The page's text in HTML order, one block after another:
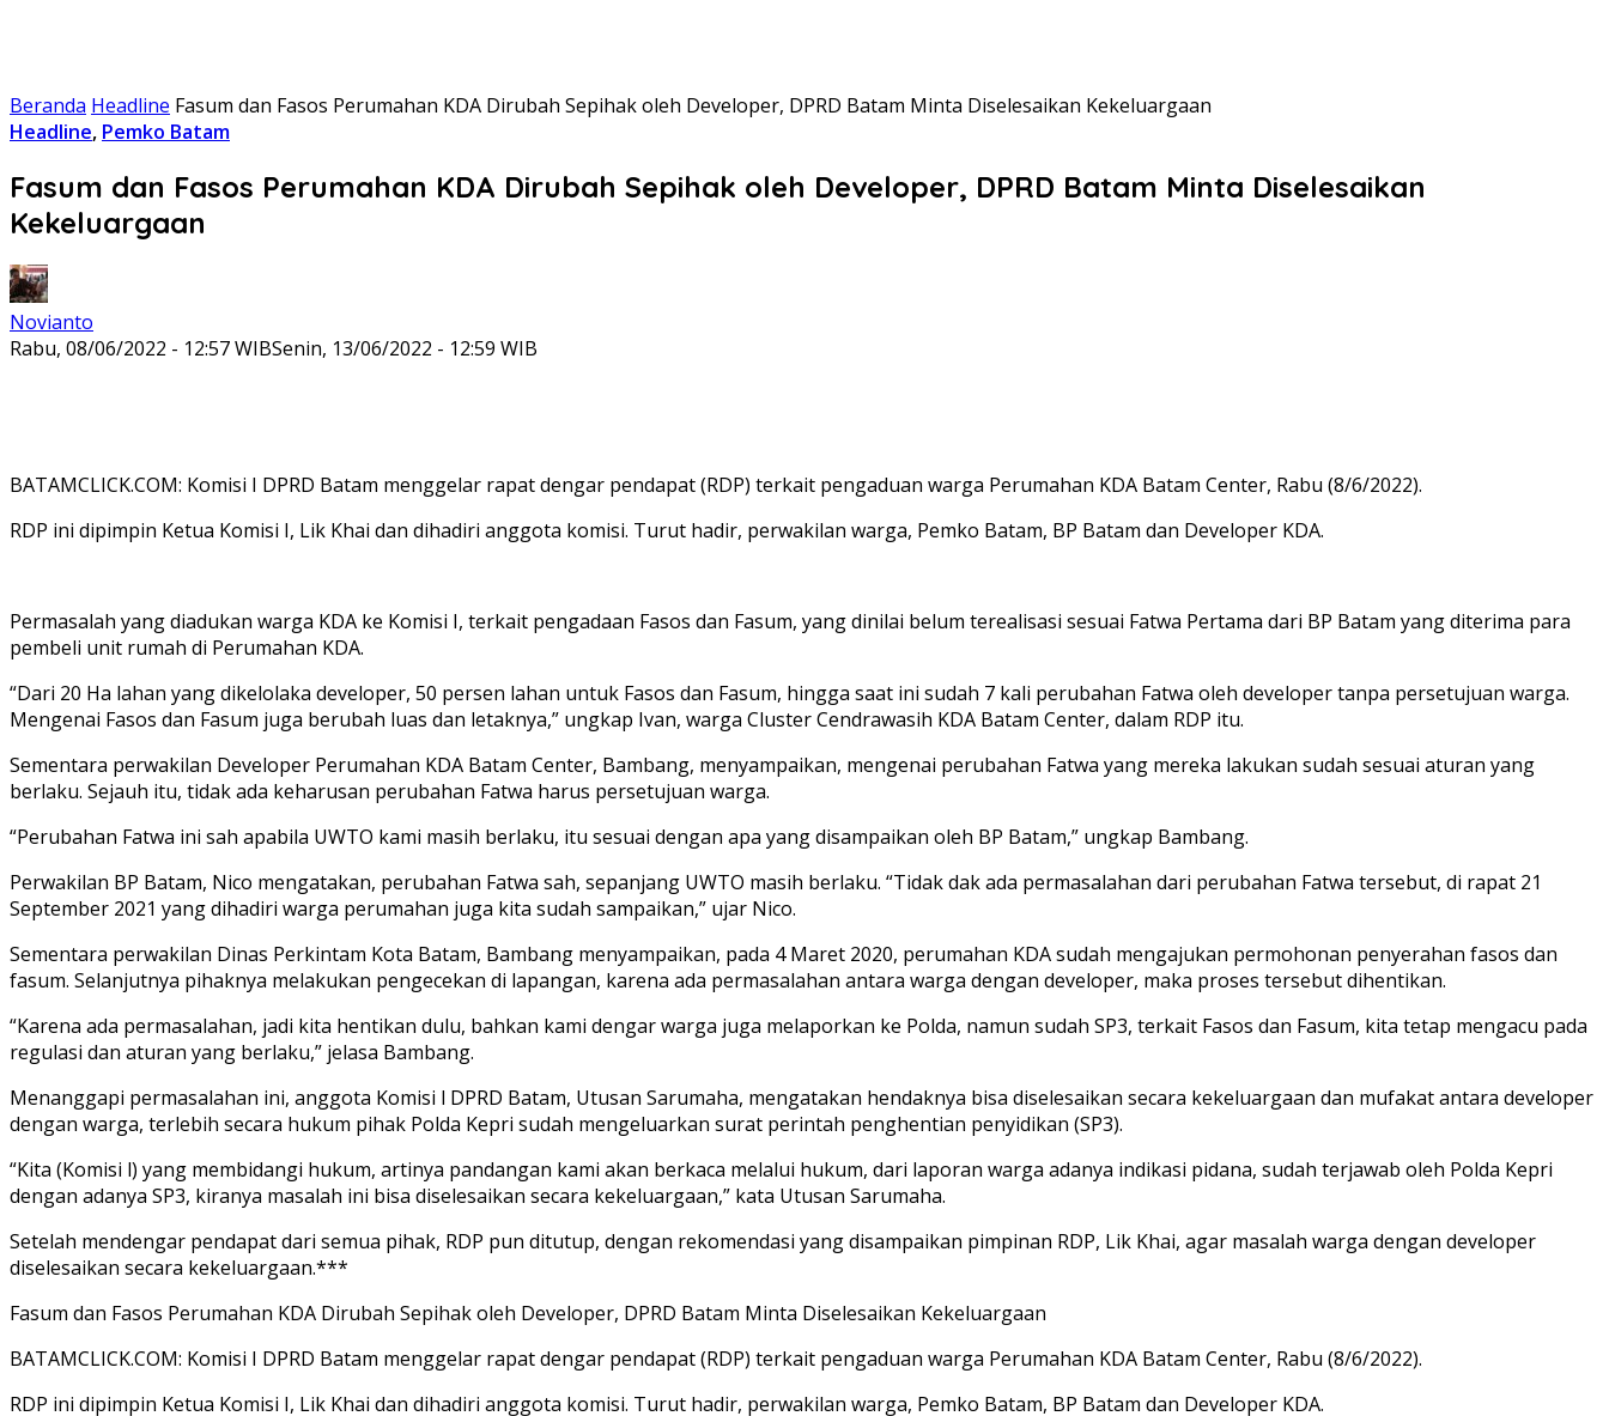
Beranda Headline Fasum dan Fasos Perumahan KDA Dirubah Sepihak oleh Developer, DPRD Batam Minta Diselesaikan Kekeluargaan
Headline, Pemko Batam
Fasum dan Fasos Perumahan KDA Dirubah Sepihak oleh Developer, DPRD Batam Minta Diselesaikan
Kekeluargaan
Novianto
Rabu, 08/06/2022 - 12:57 WIBSenin, 13/06/2022 - 12:59 WIB
BATAMCLICK.COM: Komisi I DPRD Batam menggelar rapat dengar pendapat (RDP) terkait pengaduan warga Perumahan KDA Batam Center, Rabu (8/6/2022).
RDP ini dipimpin Ketua Komisi I, Lik Khai dan dihadiri anggota komisi. Turut hadir, perwakilan warga, Pemko Batam, BP Batam dan Developer KDA.
Permasalah yang diadukan warga KDA ke Komisi I, terkait pengadaan Fasos dan Fasum, yang dinilai belum terealisasi sesuai Fatwa Pertama dari BP Batam yang diterima para
pembeli unit rumah di Perumahan KDA.
“Dari 20 Ha lahan yang dikelolaka developer, 50 persen lahan untuk Fasos dan Fasum, hingga saat ini sudah 7 kali perubahan Fatwa oleh developer tanpa persetujuan warga.
Mengenai Fasos dan Fasum juga berubah luas dan letaknya,” ungkap Ivan, warga Cluster Cendrawasih KDA Batam Center, dalam RDP itu.
Sementara perwakilan Developer Perumahan KDA Batam Center, Bambang, menyampaikan, mengenai perubahan Fatwa yang mereka lakukan sudah sesuai aturan yang
berlaku. Sejauh itu, tidak ada keharusan perubahan Fatwa harus persetujuan warga.
“Perubahan Fatwa ini sah apabila UWTO kami masih berlaku, itu sesuai dengan apa yang disampaikan oleh BP Batam,” ungkap Bambang.
Perwakilan BP Batam, Nico mengatakan, perubahan Fatwa sah, sepanjang UWTO masih berlaku. “Tidak dak ada permasalahan dari perubahan Fatwa tersebut, di rapat 21
September 2021 yang dihadiri warga perumahan juga kita sudah sampaikan,” ujar Nico.
Sementara perwakilan Dinas Perkintam Kota Batam, Bambang menyampaikan, pada 4 Maret 2020, perumahan KDA sudah mengajukan permohonan penyerahan fasos dan
fasum. Selanjutnya pihaknya melakukan pengecekan di lapangan, karena ada permasalahan antara warga dengan developer, maka proses tersebut dihentikan.
“Karena ada permasalahan, jadi kita hentikan dulu, bahkan kami dengar warga juga melaporkan ke Polda, namun sudah SP3, terkait Fasos dan Fasum, kita tetap mengacu pada
regulasi dan aturan yang berlaku,” jelasa Bambang.
Menanggapi permasalahan ini, anggota Komisi l DPRD Batam, Utusan Sarumaha, mengatakan hendaknya bisa diselesaikan secara kekeluargaan dan mufakat antara developer
dengan warga, terlebih secara hukum pihak Polda Kepri sudah mengeluarkan surat perintah penghentian penyidikan (SP3).
“Kita (Komisi l) yang membidangi hukum, artinya pandangan kami akan berkaca melalui hukum, dari laporan warga adanya indikasi pidana, sudah terjawab oleh Polda Kepri
dengan adanya SP3, kiranya masalah ini bisa diselesaikan secara kekeluargaan,” kata Utusan Sarumaha.
Setelah mendengar pendapat dari semua pihak, RDP pun ditutup, dengan rekomendasi yang disampaikan pimpinan RDP, Lik Khai, agar masalah warga dengan developer
diselesaikan secara kekeluargaan.***
Fasum dan Fasos Perumahan KDA Dirubah Sepihak oleh Developer, DPRD Batam Minta Diselesaikan Kekeluargaan
BATAMCLICK.COM: Komisi I DPRD Batam menggelar rapat dengar pendapat (RDP) terkait pengaduan warga Perumahan KDA Batam Center, Rabu (8/6/2022).
RDP ini dipimpin Ketua Komisi I, Lik Khai dan dihadiri anggota komisi. Turut hadir, perwakilan warga, Pemko Batam, BP Batam dan Developer KDA.